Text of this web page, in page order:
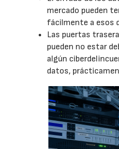
mercado pueden
fácilmente a esos
Las puertas
pueden no estar
algún
datos,